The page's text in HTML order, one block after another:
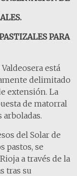
PARA
está
delimitado
extensión. La
de matorral
arboladas.
del Solar de
pastos, se
a través de la
tras su